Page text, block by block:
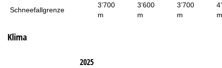
Schneefallgrenze
3’700
m
3’600
m
3’700
m
m
Klima
2025